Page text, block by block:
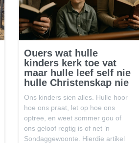
Ouers wat hulle
kinders kerk toe vat
maar hulle leef self nie
hulle Christenskap nie
Ons kinders sien alles. Hulle hoor
hoe ons praat, let op hoe ons
optree, en weet sommer gou of
ons geloof regtig is of net ’n
Sondaggewoonte. Hierdie artikel